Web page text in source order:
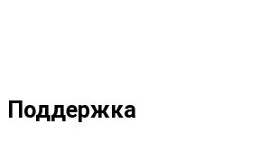
Поддержка